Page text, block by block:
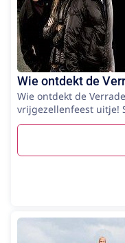
Wie ontdekt de
Wie ontdekt de
vrijgezellenfeest uitje!